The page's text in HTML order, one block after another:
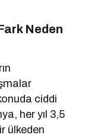
Neden
ciddi
her yıl 3,5
ülkeden